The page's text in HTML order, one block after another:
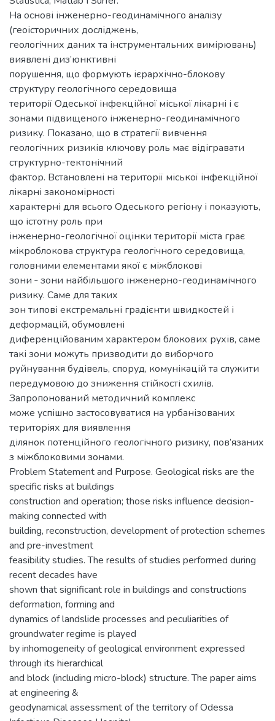
На основі інженерно-геодинамічного аналізу
(геоісторичних досліджень,
геологічних даних та інструментальних вимірювань)
виявлені диз’юнктивні
порушення, що формують ієрархічно-блокову
структуру геологічного середовища
території Одеської інфекційної міської лікарні і є
зонами підвищеного інженерно-геодинамічного
ризику. Показано, що в стратегії вивчення
геологічних ризиків ключову роль має відігравати
структурно-тектонічний
фактор. Встановлені на території міської інфекційної
лікарні закономірності
характерні для всього Одеського регіону і показують,
що істотну роль при
інженерно-геологічної оцінки території міста грає
мікроблокова структура геологічного середовища,
головними елементами якої є міжблокові
зони ‑ зони найбільшого інженерно-геодинамічного
ризику. Саме для таких
зон типові екстремальні градієнти швидкостей і
деформацій, обумовлені
диференційованим характером блокових рухів, саме
такі зони можуть призводити до виборчого
руйнування будівель, споруд, комунікацій та служити
передумовою до зниження стійкості схилів.
Запропонований методичний комплекс
може успішно застосовуватися на урбанізованих
територіях для виявлення
ділянок потенційного геологічного ризику, пов’язаних
з міжблоковими зонами.
Problem Statement and Purpose. Geological risks are the
specific risks at buildings
construction and operation; those risks influence decision-
making connected with
building, reconstruction, development of protection schemes
and pre-investment
feasibility studies. The results of studies performed during
recent decades have
shown that significant role in buildings and constructions
deformation, forming and
dynamics of landslide processes and peculiarities of
groundwater regime is played
by inhomogeneity of geological environment expressed
through its hierarchical
and block (including micro-block) structure. The paper aims
at engineering &
geodynamical assessment of the territory of Odessa